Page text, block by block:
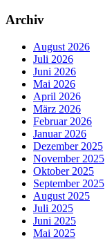
Archiv
August 2026
Juli 2026
Juni 2026
Mai 2026
April 2026
März 2026
Februar 2026
Januar 2026
Dezember 2025
November 2025
Oktober 2025
September 2025
August 2025
Juli 2025
Juni 2025
Mai 2025